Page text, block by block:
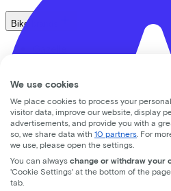
Bike brands
Kalkhoff
Urban Arrow
Veloretti
Cube
We use cookies
We place cookies to process your
visitor data, improve our website, display
advertisements, and provide you with a
so, we share data with 10 partners . For
we use, please open the settings.
You can always change or withdraw your
'Cookie Settings' at the bottom of the
tab.